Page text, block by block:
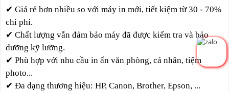
✔ Giá rẻ hơn nhiều so với máy in mới, tiết kiệm từ 30 - 70%
chi phí.
✔ Chất lượng vẫn đảm bảo máy đã được kiểm tra và bảo
dưỡng kỹ lưỡng.
✔ Phù hợp với nhu cầu in ấn văn phòng, cá nhân, tiệm
photo...
✔ Đa dạng thương hiệu: HP, Canon, Brother, Epson, ...